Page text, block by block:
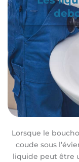
Lorsque le
coude sous
liquide peut être